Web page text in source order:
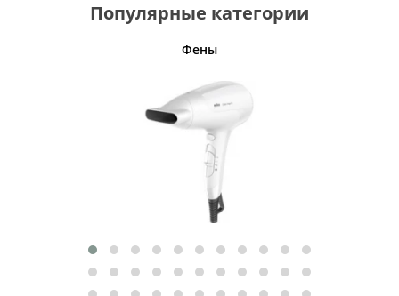
Популярные категории
Фены